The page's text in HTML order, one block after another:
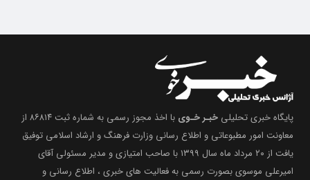
پایگاه خبری تحلیلیخبـر خـوی
معاونت امور مطبوعاتی و اطلاع رسانی وزارت فرهنگ و ارشاد اسلامی توفیق
یافت از ۲۰ مرداد ماه سال ۱۳۹۹ با صاحب امتیازی و مدیر مسئولی آقای
امیرعلی موسوی بصورت رسمی به فعالیت های خبری ، اطلاع رسانی و
آگاهی بخشیِ خود ادامه دهد .